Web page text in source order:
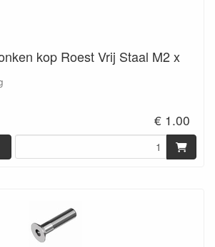
kop Roest Vrij Staal M2 x
€ 1.00